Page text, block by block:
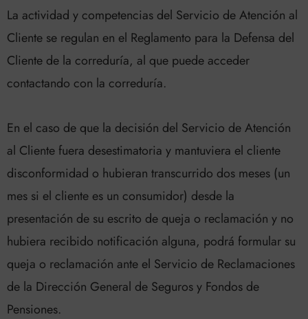
La actividad y competencias del Servicio de Atención al
Cliente se regulan en el Reglamento para la Defensa del
Cliente de la correduría, al que puede acceder
contactando con la correduría.
En el caso de que la decisión del Servicio de Atención
al Cliente fuera desestimatoria y mantuviera el cliente
disconformidad o hubieran transcurrido dos meses (un
mes si el cliente es un consumidor) desde la
presentación de su escrito de queja o reclamación y no
hubiera recibido notificación alguna, podrá formular su
queja o reclamación ante el Servicio de Reclamaciones
de la Dirección General de Seguros y Fondos de
Pensiones.